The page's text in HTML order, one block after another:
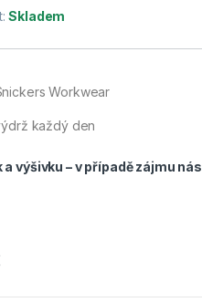
Skladem
Workwear
každý den
výšivku – v případě zájmu nás